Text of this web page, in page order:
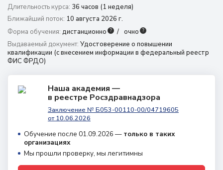
Длительность курса: 36 часов (1 неделя)
Ближайший поток: 10 августа 2026 г.
Форма обучения: дистанционно ? очно ?
Выдаваемый документ: Удостоверение о повышении
квалификации (с внесением информации в федеральный реестр
ФИС ФРДО)
Наша академия —
в реестре Росздравнадзора
Заключение № Б053-00110-00/04719605
от 10.06.2026
Обучение после 01.09.2026 — только в таких
организациях
Мы прошли проверку, мы легитимны